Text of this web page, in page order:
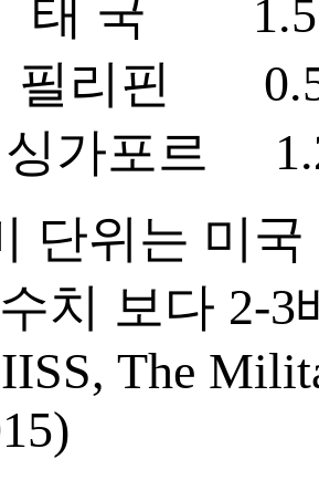
1.5
핀
포르
단위는 미
치 보다 2-
The